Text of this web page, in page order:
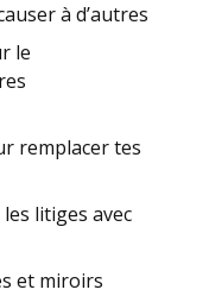
à d’autres
le
remplacer tes
litiges avec
et miroirs